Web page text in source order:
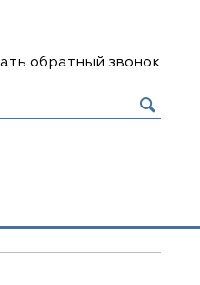
обратный звонок